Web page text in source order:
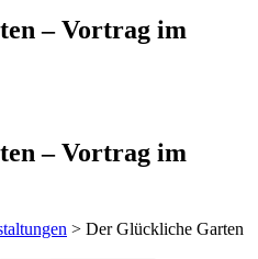
– Vortrag im
– Vortrag im
> Der Glückliche Garten